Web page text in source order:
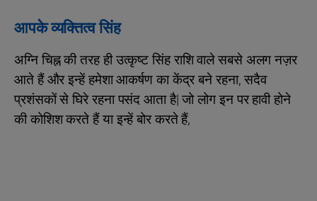
आपके व्यक्तित्व सिंह
अग्नि चिह्न की तरह ही उत्कृष्ट सिंह राशि वाले सबसे अलग नज़र
आते हैं और इन्हें हमेशा आकर्षण का केंद्र बने रहना, सदैव
प्रशंसकों से घिरे रहना पसंद आता है| जो लोग इन पर हावी होने
की कोशिश करते हैं या इन्हें बोर करते हैं,